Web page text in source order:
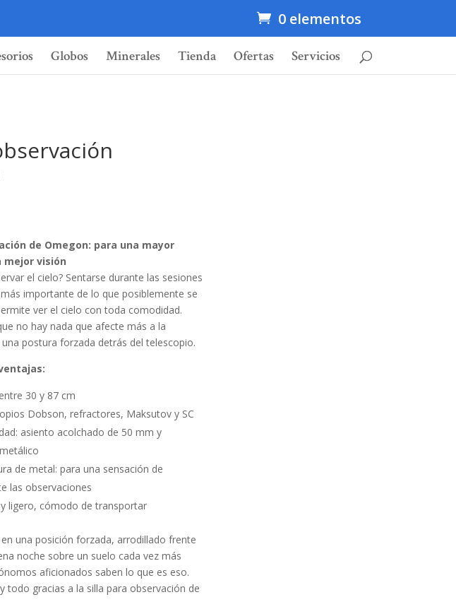
0 elementos
Globos Minerales Tienda Ofertas Servicios
de Omegon: para una mayor
mejor visión
el cielo? Sentarse durante las sesiones
importante de lo que posiblemente se
ver el cielo con toda comodidad.
no hay nada que afecte más a la
postura forzada detrás del telescopio.
30 y 87 cm
Dobson, refractores, Maksutov y SC
asiento acolchado de 50 mm y
de metal: para una sensación de
las observaciones
ligero, cómodo de transportar
una posición forzada, arrodillado frente
noche sobre un suelo cada vez más
aficionados saben lo que es eso.
todo gracias a la silla para observación de